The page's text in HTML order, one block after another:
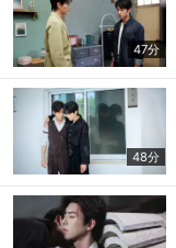
購入明細
Myクーポン
購入履歴
47分
48分